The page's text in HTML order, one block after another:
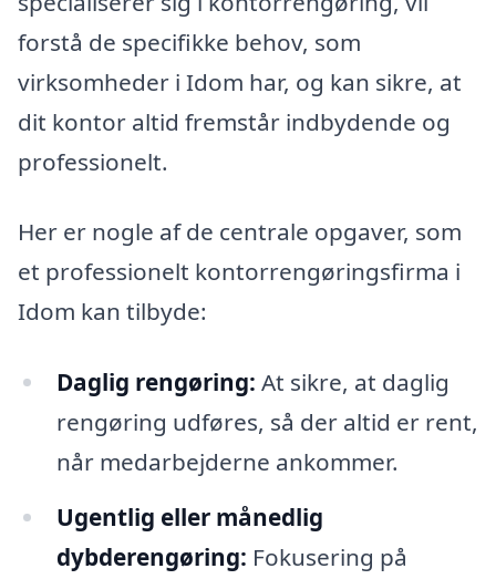
forstå de specifikke behov, som
virksomheder i Idom har, og kan sikre, at
dit kontor altid fremstår indbydende og
professionelt.
Her er nogle af de centrale opgaver, som
et professionelt kontorrengøringsfirma i
Idom kan tilbyde:
Daglig rengøring: At sikre, at daglig
rengøring udføres, så der altid er rent,
når medarbejderne ankommer.
Ugentlig eller månedlig
dybderengøring: Fokusering på